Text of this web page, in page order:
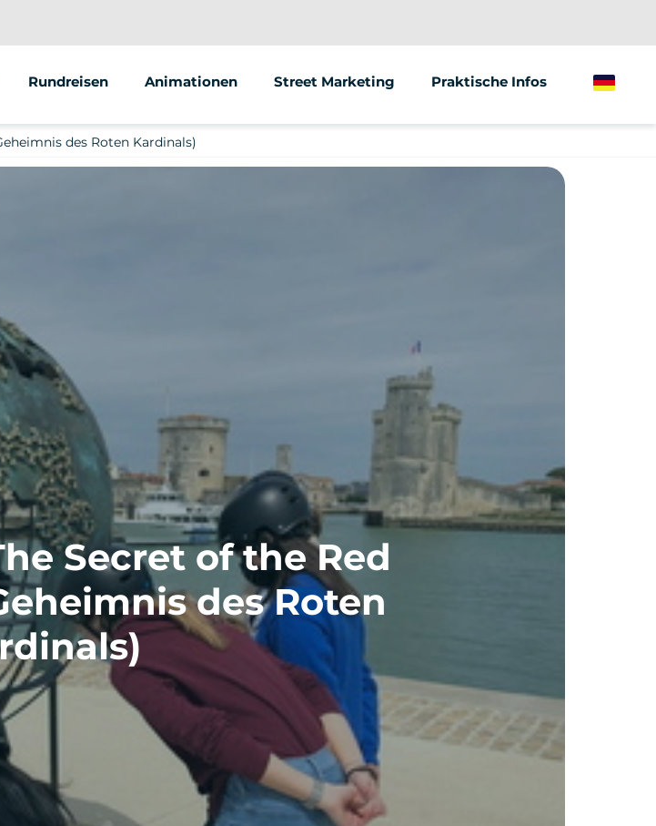
Rundreisen Animationen Street Marketing Praktische Infos German
des Roten Kardinals)
Secret of the Red
des Roten